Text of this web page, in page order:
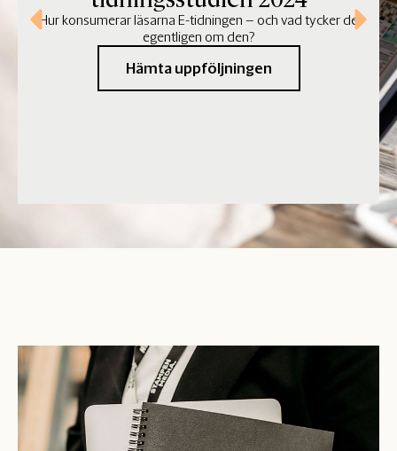
Hur konsumerar läsarna E-tidningen – och vad tycker de
egentligen om den?
Hämta uppföljningen